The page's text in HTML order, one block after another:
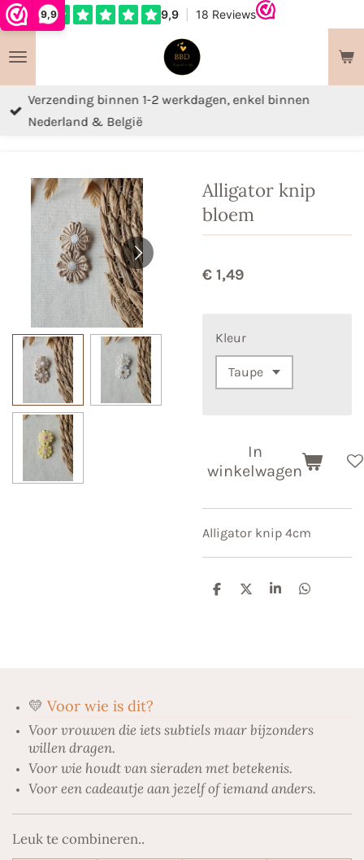
9,9
Ga
naar
de
hoofdinhoud
Verzending binnen 1-2 werkdagen, enkel binnen
Nederland & België
Alligator knip
bloem
€ 1,49
Kleur
In
winkelwagen
Alligator knip 4cm
D
D
S
D
💛 Voor wie is dit?
Voor vrouwen die iets subtiels maar bijzonders
willen dragen.
Voor wie houdt van sieraden met betekenis.
Voor een cadeautje aan jezelf of iemand anders.
Leuk te combineren..